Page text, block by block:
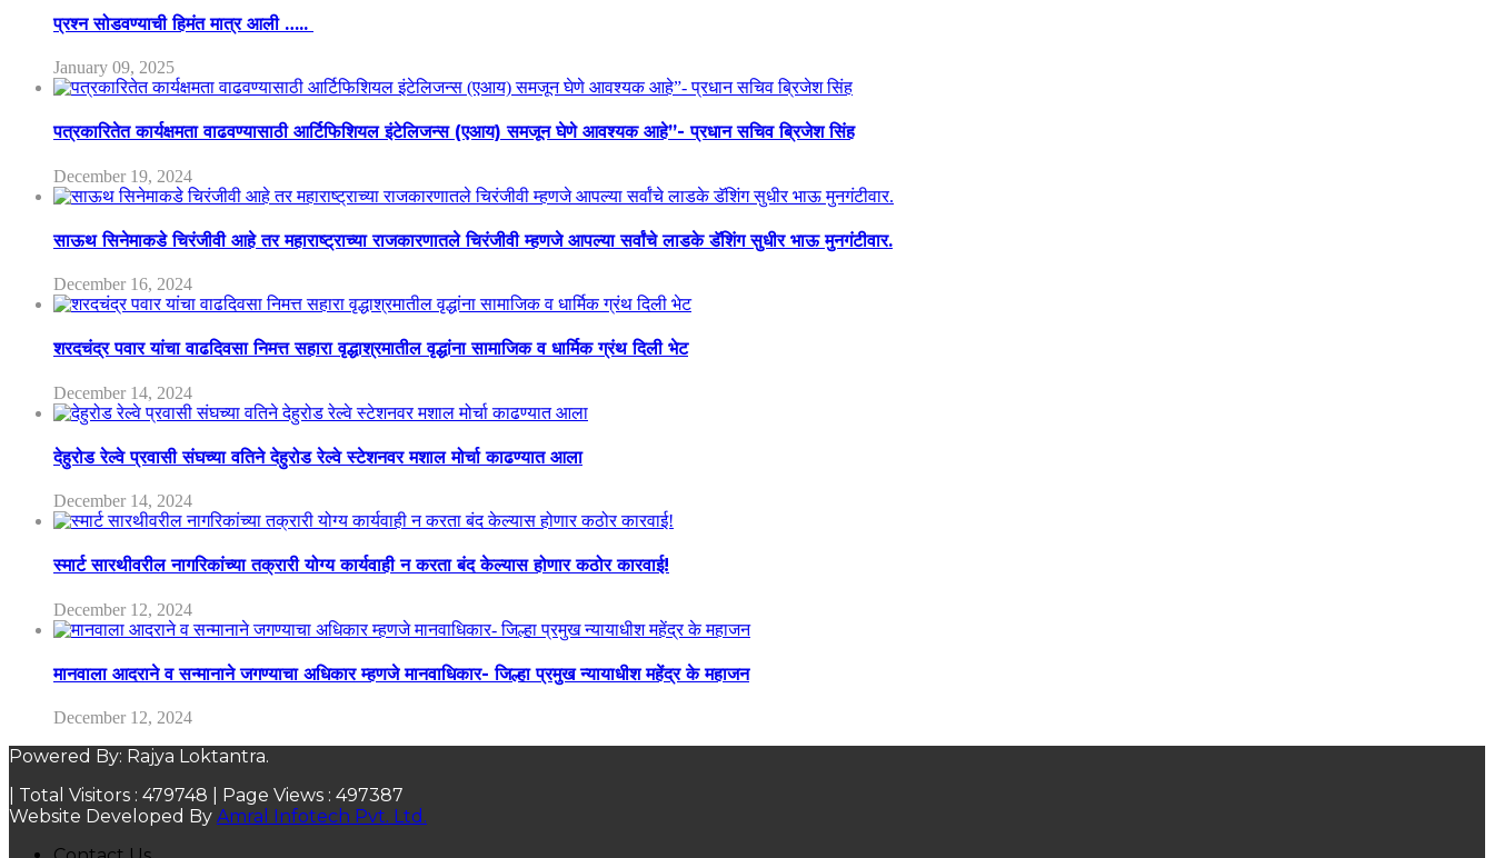
प्रश्न सोडवण्याची हिमंत मात्र आली …..
January 09, 2025
पत्रकारितेत कार्यक्षमता वाढवण्यासाठी आर्टिफिशियल इंटेलिजन्स (एआय) समजून घेणे आवश्यक आहे”- प्रधान सचिव ब्रिजेश सिंह
December 19, 2024
साऊथ सिनेमाकडे चिरंजीवी आहे तर महाराष्ट्राच्या राजकारणातले चिरंजीवी म्हणजे आपल्या सर्वांचे लाडके डॅशिंग सुधीर भाऊ मुनगंटीवार.
December 16, 2024
शरदचंद्र पवार यांचा वाढदिवसा निमत्त सहारा वृद्धाश्रमातील वृद्धांना सामाजिक व धार्मिक ग्रंथ दिली भेट
December 14, 2024
देहुरोड रेल्वे प्रवासी संघच्या वतिने देहुरोड रेल्वे स्टेशनवर मशाल मोर्चा काढण्यात आला
December 14, 2024
स्मार्ट सारथीवरील नागरिकांच्या तक्रारी योग्य कार्यवाही न करता बंद केल्यास होणार कठोर कारवाई!
December 12, 2024
मानवाला आदराने व सन्मानाने जगण्याचा अधिकार म्हणजे मानवाधिकार- जिल्हा प्रमुख न्यायाधीश महेंद्र के महाजन
December 12, 2024
Powered By: Rajya Loktantra.
| Total Visitors : 479748 | Page Views : 497387
Website Developed By Amral Infotech Pvt. Ltd.